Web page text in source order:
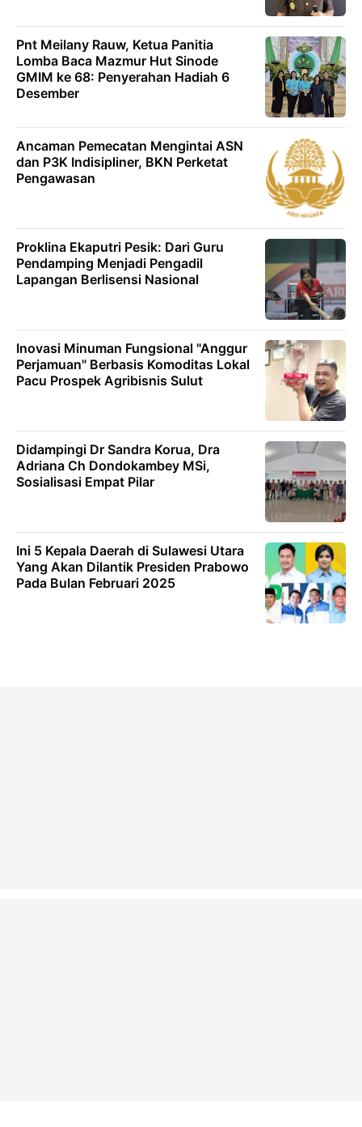
Pnt Meilany Rauw, Ketua Panitia
Lomba Baca Mazmur Hut Sinode
GMIM ke 68: Penyerahan Hadiah 6
Desember
Ancaman Pemecatan Mengintai ASN
dan P3K Indisipliner, BKN Perketat
Pengawasan
Proklina Ekaputri Pesik: Dari Guru
Pendamping Menjadi Pengadil
Lapangan Berlisensi Nasional
Inovasi Minuman Fungsional "Anggur
Perjamuan" Berbasis Komoditas Lokal
Pacu Prospek Agribisnis Sulut
Didampingi Dr Sandra Korua, Dra
Adriana Ch Dondokambey MSi,
Sosialisasi Empat Pilar
Ini 5 Kepala Daerah di Sulawesi Utara
Yang Akan Dilantik Presiden Prabowo
Pada Bulan Februari 2025